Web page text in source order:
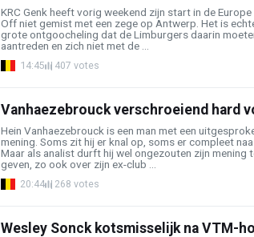
KRC Genk heeft vorig weekend zijn start in de Europe
Off niet gemist met een zege op Antwerp. Het is
grote ontgoocheling dat de Limburgers daarin
aantreden en zich niet met de ...
14:45 407 votes
Vanhaezebrouck verschroeiend hard
Hein Vanhaezebrouck is een man met een
mening. Soms zit hij er knal op, soms er compleet
Maar als analist durft hij wel ongezouten zijn mening
geven, zo ook over zijn ex-club ...
20:44 268 votes
Wesley Sonck kotsmisselijk na VTM-